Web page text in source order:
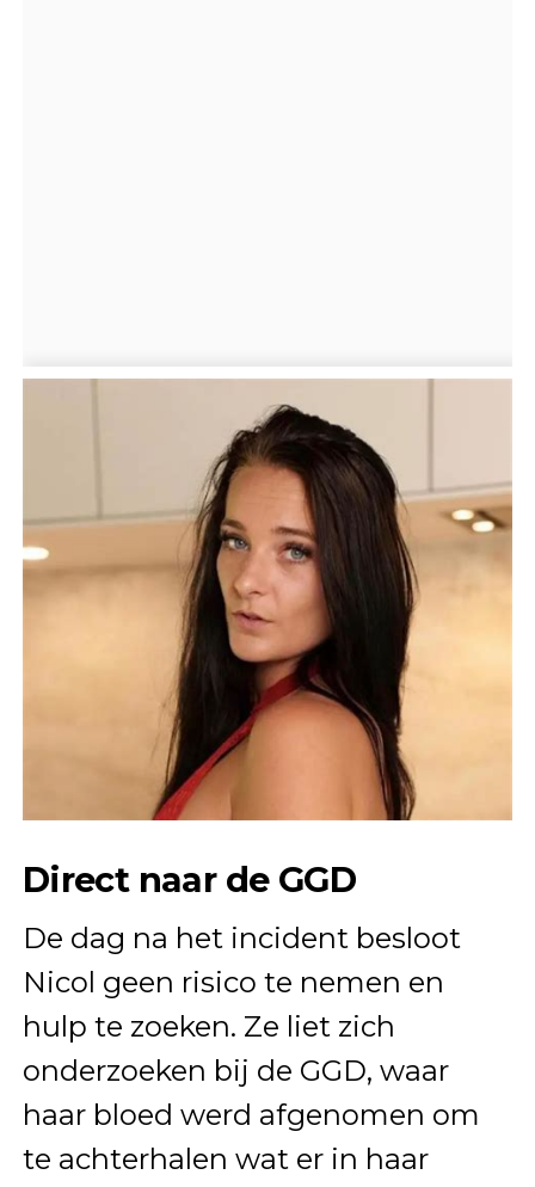
Direct naar de GGD
De dag na het incident besloot
Nicol geen risico te nemen en
hulp te zoeken. Ze liet zich
onderzoeken bij de GGD, waar
haar bloed werd afgenomen om
te achterhalen wat er in haar